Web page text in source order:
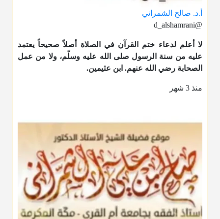
أ.د. صالح الشمراني
@d_alshamrani
لا أعلم لدعاء ختم القرآن في الصلاة أصلاً صحيحاً يعتمد
عليه من سنة الرسول صلى الله عليه وسلّم، ولا من عمل
الصحابة رضي الله عنهم. ابن عثيمين.
منذ 3 شهر